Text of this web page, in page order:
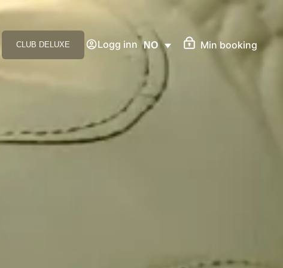
CLUB DELUXE Logg inn NO Min booking